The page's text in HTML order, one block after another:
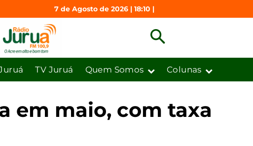
7 de Agosto de 2026 | 18:10 |
TV Juruá Quem Somos Colunas
em maio, com taxa